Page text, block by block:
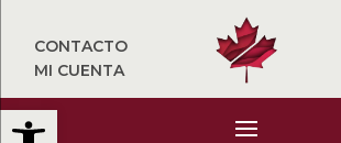
Abrir barra de herramientas
CONTACTO
MI CUENTA